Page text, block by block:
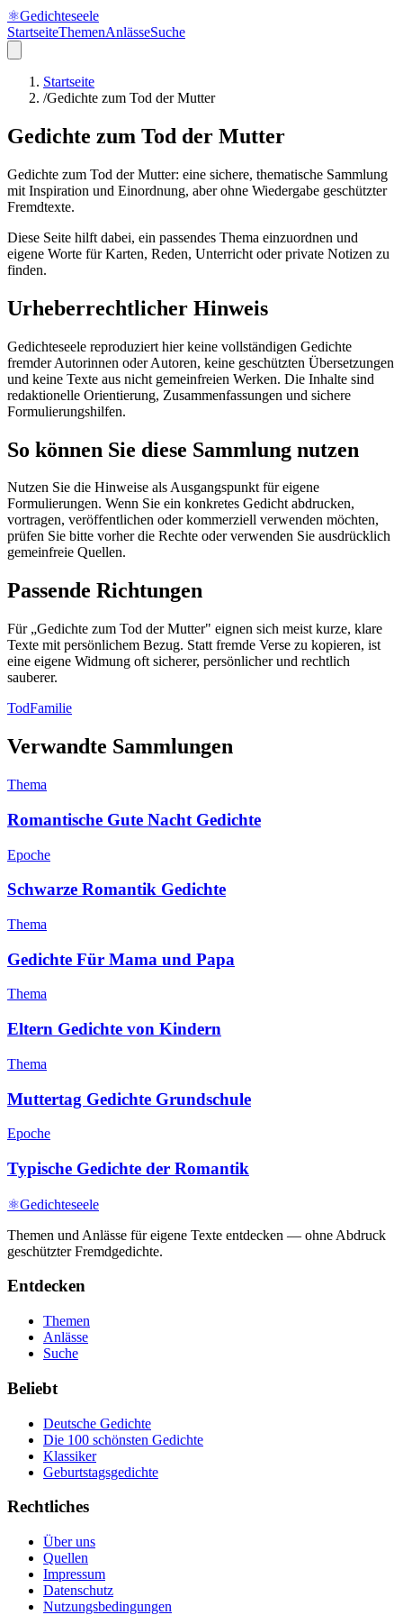
⚛Gedichteseele
StartseiteThemenAnlässeSuche
Startseite
/Gedichte zum Tod der Mutter
Gedichte zum Tod der Mutter
Gedichte zum Tod der Mutter: eine sichere, thematische Sammlung
mit Inspiration und Einordnung, aber ohne Wiedergabe geschützter
Fremdtexte.
Diese Seite hilft dabei, ein passendes Thema einzuordnen und
eigene Worte für Karten, Reden, Unterricht oder private Notizen zu
finden.
Urheberrechtlicher Hinweis
Gedichteseele reproduziert hier keine vollständigen Gedichte
fremder Autorinnen oder Autoren, keine geschützten Übersetzungen
und keine Texte aus nicht gemeinfreien Werken. Die Inhalte sind
redaktionelle Orientierung, Zusammenfassungen und sichere
Formulierungshilfen.
So können Sie diese Sammlung nutzen
Nutzen Sie die Hinweise als Ausgangspunkt für eigene
Formulierungen. Wenn Sie ein konkretes Gedicht abdrucken,
vortragen, veröffentlichen oder kommerziell verwenden möchten,
prüfen Sie bitte vorher die Rechte oder verwenden Sie ausdrücklich
gemeinfreie Quellen.
Passende Richtungen
Für „Gedichte zum Tod der Mutter" eignen sich meist kurze, klare
Texte mit persönlichem Bezug. Statt fremde Verse zu kopieren, ist
eine eigene Widmung oft sicherer, persönlicher und rechtlich
sauberer.
TodFamilie
Verwandte Sammlungen
Thema
Romantische Gute Nacht Gedichte
Epoche
Schwarze Romantik Gedichte
Thema
Gedichte Für Mama und Papa
Thema
Eltern Gedichte von Kindern
Thema
Muttertag Gedichte Grundschule
Epoche
Typische Gedichte der Romantik
⚛Gedichteseele
Themen und Anlässe für eigene Texte entdecken — ohne Abdruck
geschützter Fremdgedichte.
Entdecken
Themen
Anlässe
Suche
Beliebt
Deutsche Gedichte
Die 100 schönsten Gedichte
Klassiker
Geburtstagsgedichte
Rechtliches
Über uns
Quellen
Impressum
Datenschutz
Nutzungsbedingungen